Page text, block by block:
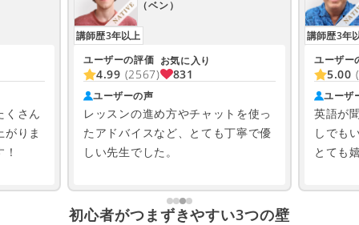
くさん
りま
（ベン）
講師歴3年以上
ユーザーの評価
4.99 (2567)
お気に入り
831
ユーザーの声
レッスンの進め方やチャットを使っ
たアドバイスなど、とても丁寧で優
しい先生でした。
講師歴3年
ユーザー
5.00
ユーザ
英語が
しでも
とても
初心者がつまずきやすい3つの壁